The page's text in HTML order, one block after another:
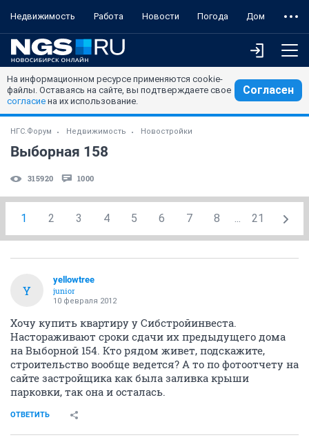
Недвижимость Работа Новости Погода Дом
На информационном ресурсе применяются cookie-
файлы. Оставаясь на сайте, вы подтверждаете свое
согласие на их использование.
Согласен
НГС.Форум Недвижимость Новостройки
Выборная 158
315920 1000
1 2 3 4 5 6 7 8 ... 21
Y
yellowtree
junior
10 февраля 2012
Хочу купить квартиру у Сибстройинвеста.
Настораживают сроки сдачи их предыдущего дома
на Выборной 154. Кто рядом живет, подскажите,
строительство вообще ведется? А то по фотоотчету на
сайте застройщика как была заливка крыши
парковки, так она и осталась.
ОТВЕТИТЬ